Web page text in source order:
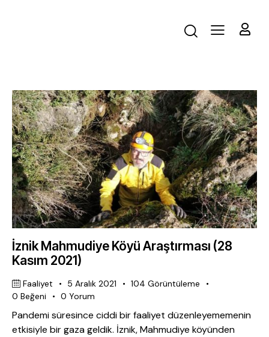
İznik Mahmudiye Köyü Araştırması (28
Kasım 2021)
Faaliyet 5 Aralık 2021 104 Görüntüleme
0 Beğeni 0 Yorum
Pandemi süresince ciddi bir faaliyet düzenleyememenin
etkisiyle bir gaza geldik. İznik, Mahmudiye köyünden